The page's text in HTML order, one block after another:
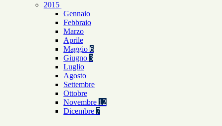
2015
Gennaio
Febbraio
Marzo
Aprile
Maggio 6
Giugno 3
Luglio
Agosto
Settembre
Ottobre
Novembre 12
Dicembre 7